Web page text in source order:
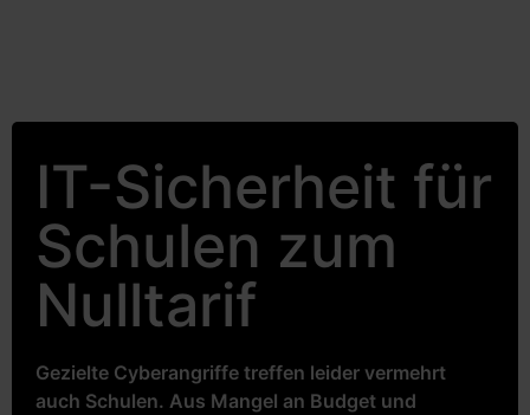
IT-Sicherheit für
Schulen zum
Nulltarif
Gezielte Cyberangriffe treffen leider vermehrt
auch Schulen. Aus Mangel an Budget und